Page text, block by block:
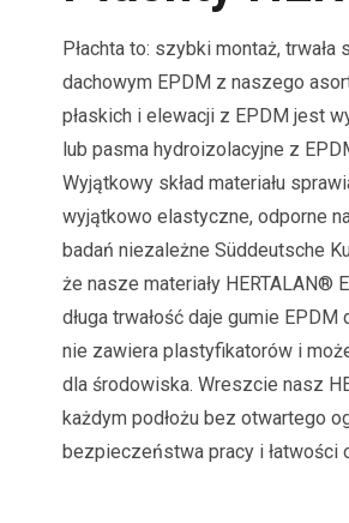
Płachta to: szybki montaż,
dachowym EPDM z naszego
płaskich i elewacji z EPDM jest
lub pasma hydroizolacyjne z
Wyjątkowy skład materiału
wyjątkowo elastyczne, odporne
badań niezależne Süddeutsche
że nasze materiały HERTALAN®
długa trwałość daje gumie
nie zawiera plastyfikatorów i
dla środowiska. Wreszcie nasz
każdym podłożu bez otwartego
bezpieczeństwa pracy i łatwości